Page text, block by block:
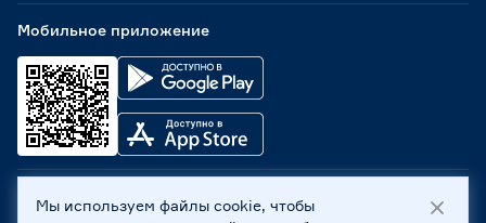
Мобильное приложение
ООО «Бауцентр Рус» 2004 -2026, 236029, г. Калининград,
Мы используем файлы cookie, чтобы